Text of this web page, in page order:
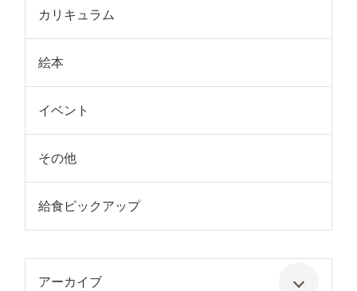
カリキュラム
絵本
イベント
その他
給食ピックアップ
アーカイブ